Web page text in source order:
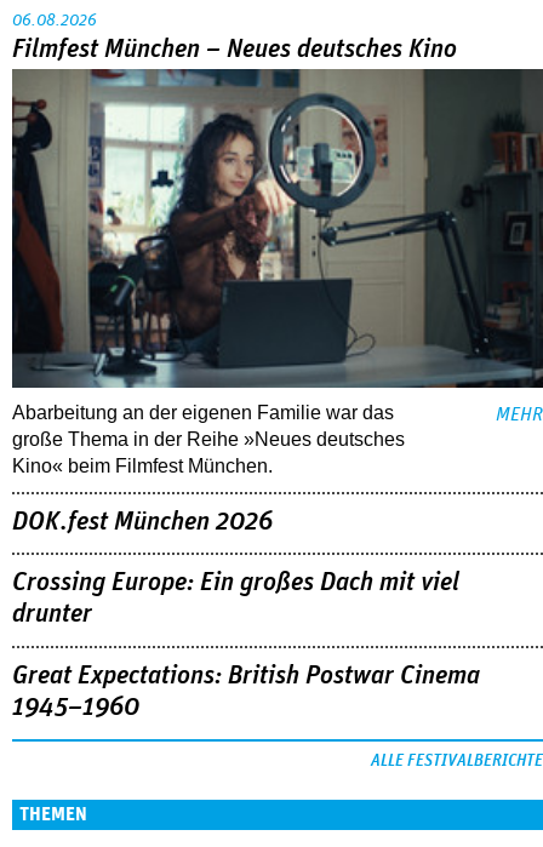
06.08.2026
Filmfest München – Neues deutsches Kino
Abarbeitung an der eigenen Familie war das
große Thema in der Reihe »Neues deutsches
Kino« beim Filmfest München.
MEHR
DOK.fest München 2026
Crossing Europe: Ein großes Dach mit viel
drunter
Great Expectations: British Postwar Cinema
1945–1960
ALLE FESTIVALBERICHTE
THEMEN